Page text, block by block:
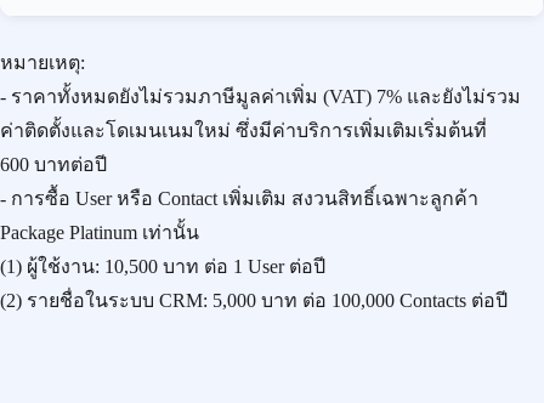
หมายเหตุ:
- ราคาทั้งหมดยังไม่รวมภาษีมูลค่าเพิ่ม (VAT) 7% และยังไม่รวม
ค่าติดตั้งและโดเมนเนมใหม่ ซึ่งมีค่าบริการเพิ่มเติมเริ่มต้นที่
600 บาทต่อปี
- การซื้อ User หรือ Contact เพิ่มเติม สงวนสิทธิ์เฉพาะลูกค้า
Package Platinum เท่านั้น
(1) ผู้ใช้งาน: 10,500 บาท ต่อ 1 User ต่อปี
(2) รายชื่อในระบบ CRM: 5,000 บาท ต่อ 100,000 Contacts ต่อปี